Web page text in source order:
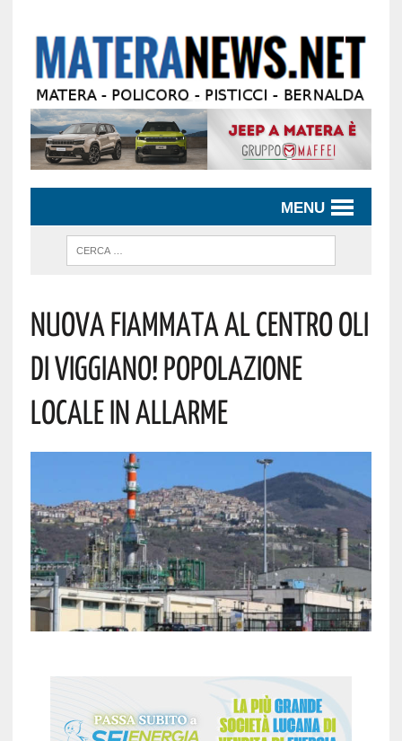
MENU
Nuova Fiammata Al Centro Oli
Di Viggiano! Popolazione
Locale In Allarme